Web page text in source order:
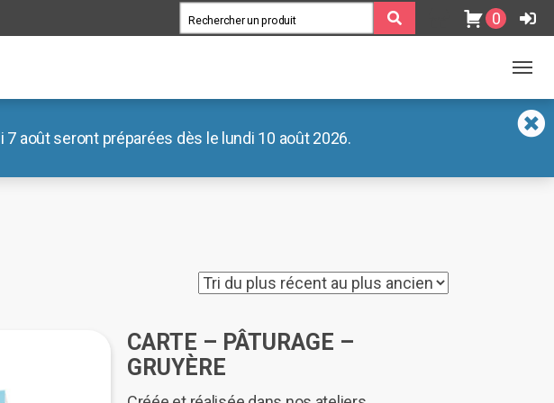
août seront préparées dès le lundi 10 août 2026.
0
Gruyère
CARTE – PÂTURAGE –
GRUYÈRE